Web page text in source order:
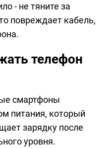
- не тяните за
повреждает кабель,
телефон
смартфоны
питания, который
зарядку после
уровня.